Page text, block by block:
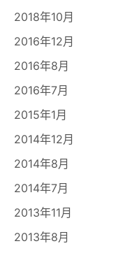
2018年10月
2016年12月
2016年8月
2016年7月
2015年1月
2014年12月
2014年8月
2014年7月
2013年11月
2013年8月